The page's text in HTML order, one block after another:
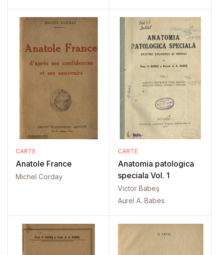
CARTE
Anatole France
Michel Corday
CARTE
Anatomia patologica
speciala Vol. 1
Victor Babeş
Aurel A. Babes